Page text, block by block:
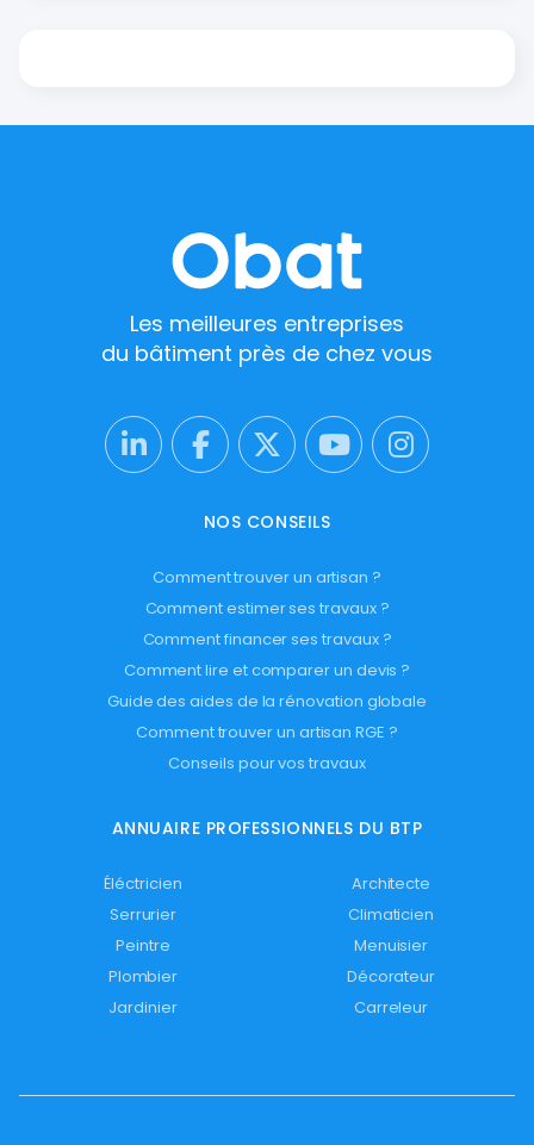
Les meilleures entreprises
du bâtiment près de chez vous
NOS CONSEILS
Comment trouver un artisan ?
Comment estimer ses travaux ?
Comment financer ses travaux ?
Comment lire et comparer un devis ?
Guide des aides de la rénovation globale
Comment trouver un artisan RGE ?
Conseils pour vos travaux
ANNUAIRE PROFESSIONNELS DU BTP
Éléctricien
Architecte
Serrurier
Climaticien
Peintre
Menuisier
Plombier
Décorateur
Jardinier
Carreleur